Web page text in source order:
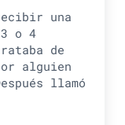
una
o 4
de
alguien
llamó